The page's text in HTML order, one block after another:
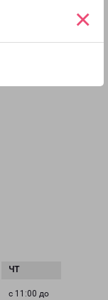
×
с 11:00 до